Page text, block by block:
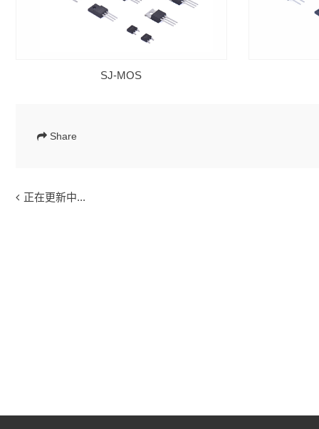
SJ-MOS
Share
正在更新中...